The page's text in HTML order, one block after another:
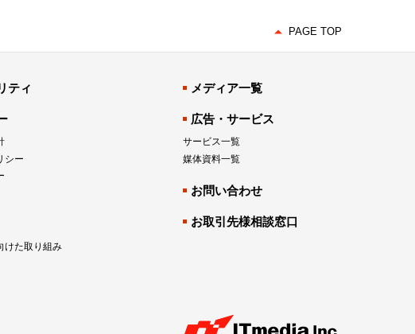
PAGE TOP
ティ
シー
けた取り組み
メディア一覧
広告・サービス
サービス一覧
媒体資料一覧
お問い合わせ
お取引先様相談窓口